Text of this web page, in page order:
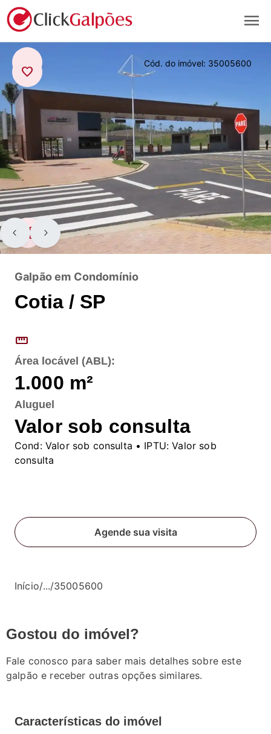
menu
Galpão em Condomínio
Cotia / SP
straighten
Área locável (ABL):
1.000 m²
Aluguel
Valor sob consulta
Cond:Valor sob consulta • IPTU: Valor sob
consulta
Agende sua visita
Cód. do imóvel: 35005600
favorite
arrow_back
Início/.../35005600
Gostou do imóvel?
Fale conosco para saber mais detalhes sobre este
galpão e receber outras opções similares.
Características do imóvel